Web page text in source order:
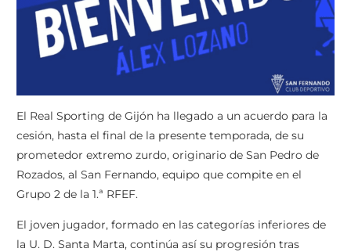
El Real Sporting de Gijón ha llegado a un acuerdo para la
cesión, hasta el final de la presente temporada, de su
prometedor extremo zurdo, originario de San Pedro de
Rozados, al San Fernando, equipo que compite en el
Grupo 2 de la 1.ª RFEF.
El joven jugador, formado en las categorías inferiores de
la U. D. Santa Marta, continúa así su progresión tras